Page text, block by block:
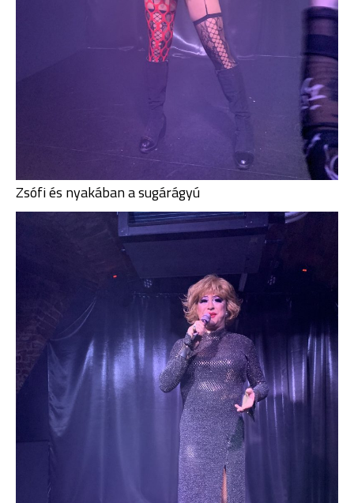
Zsófi és nyakában a sugárágyú